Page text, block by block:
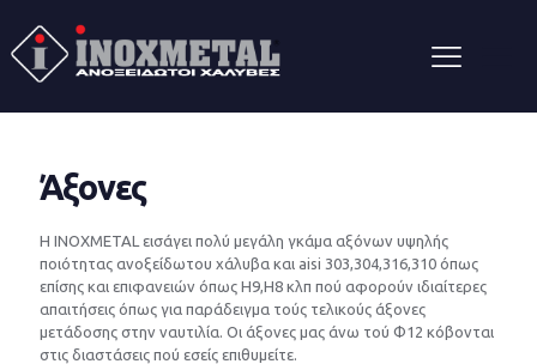
Άξονες
Η INOXMETAL εισάγει πολύ μεγάλη γκάμα αξόνων υψηλής
ποιότητας ανοξείδωτου χάλυβα και aisi 303,304,316,310 όπως
επίσης και επιφανειών όπως Η9,Η8 κλπ πού αφορούν ιδιαίτερες
απαιτήσεις όπως για παράδειγμα τούς τελικούς άξονες
μετάδοσης στην ναυτιλία. Οι άξονες μας άνω τού Φ12 κόβονται
στις διαστάσεις πού εσείς επιθυμείτε.